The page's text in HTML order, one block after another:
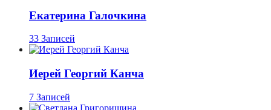
Екатерина Галочкина
33 Записей
Иерей Георгий Канча
7 Записей